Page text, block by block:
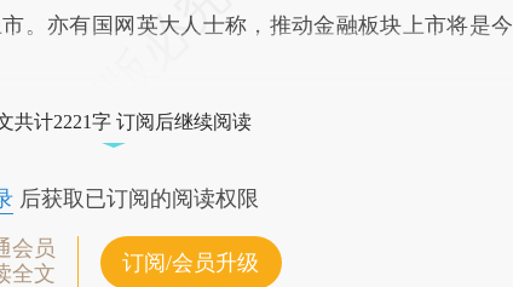
。亦有国网英大人士称，推动金融板块上市将是今
共计2221字 订阅后继续阅读
后获取已订阅的阅读权限
会员
全文
订阅/会员升级